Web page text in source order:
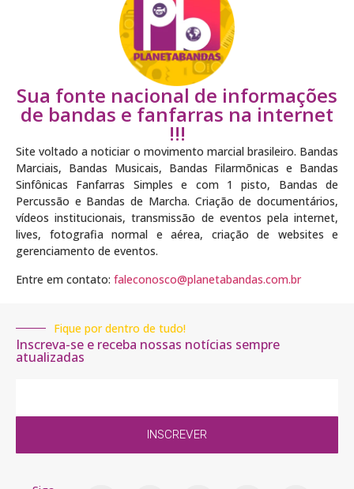
Sua fonte nacional de informações
de bandas e fanfarras na internet
!!!
Site voltado a noticiar o movimento marcial brasileiro. Bandas
Marciais, Bandas Musicais, Bandas Filarmõnicas e Bandas
Sinfônicas Fanfarras Simples e com 1 pisto, Bandas de
Percussão e Bandas de Marcha. Criação de documentários,
vídeos institucionais, transmissão de eventos pela internet,
lives, fotografia normal e aérea, criação de websites e
gerenciamento de eventos.
Entre em contato: faleconosco@planetabandas.com.br
Fique por dentro de tudo!
Inscreva-se e receba nossas notícias sempre
atualizadas
INSCREVER